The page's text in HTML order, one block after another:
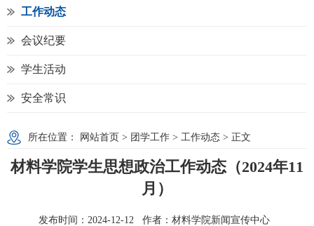
工作动态
会议纪要
学生活动
安全常识
所在位置： 网站首页 > 团学工作 > 工作动态 > 正文
材料学院学生思想政治工作动态（2024年11
月）
发布时间：2024-12-12 作者：材料学院新闻宣传中心